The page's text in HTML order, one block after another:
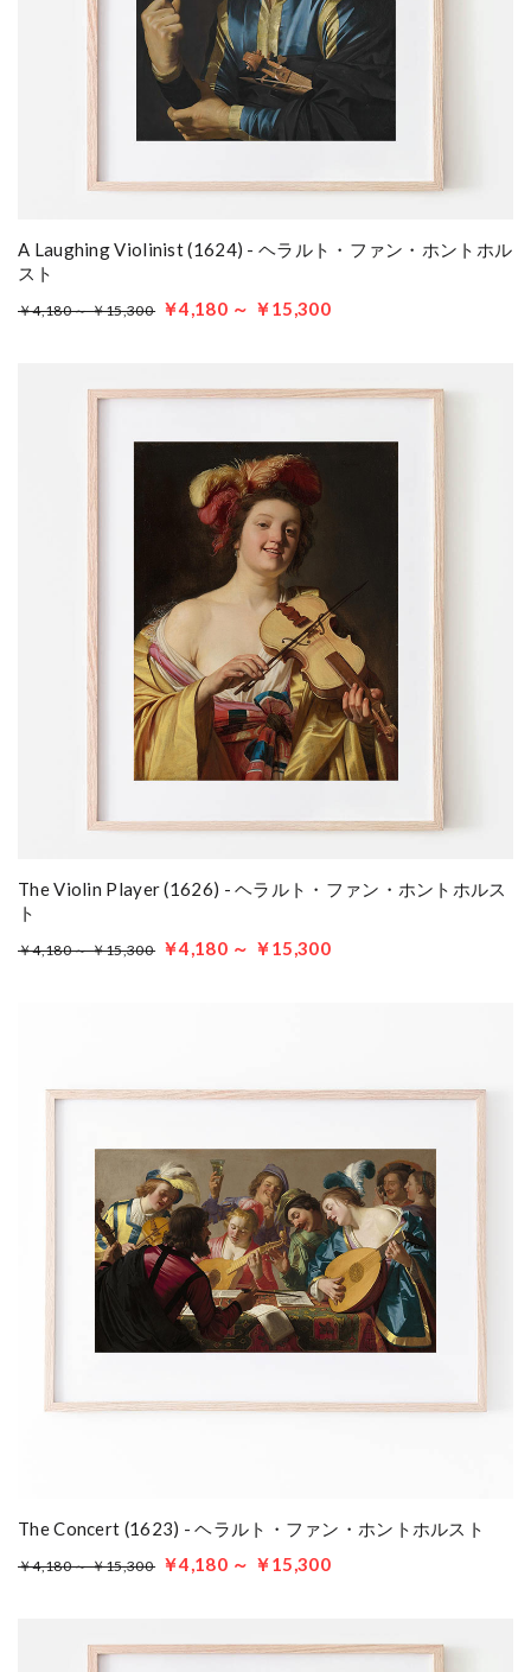
A Laughing Violinist (1624) - ヘラルト・ファン・ホントホル
スト
￥4,180 ～ ￥15,300 ￥4,180 ～ ￥15,300
The Violin Player (1626) - ヘラルト・ファン・ホントホルス
ト
￥4,180 ～ ￥15,300 ￥4,180 ～ ￥15,300
The Concert (1623) - ヘラルト・ファン・ホントホルスト
￥4,180 ～ ￥15,300 ￥4,180 ～ ￥15,300